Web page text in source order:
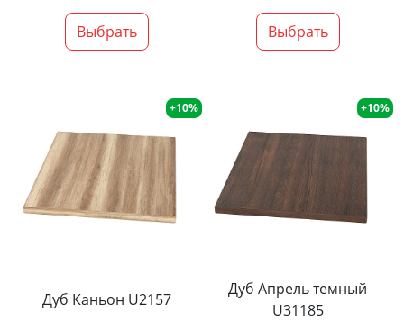
Выбрать Выбрать
+10%
Дуб Каньон U2157
+10%
Дуб Апрель темный
U31185